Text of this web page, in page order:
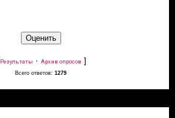
Результаты · Архив опросов ]
Всего ответов: 1279